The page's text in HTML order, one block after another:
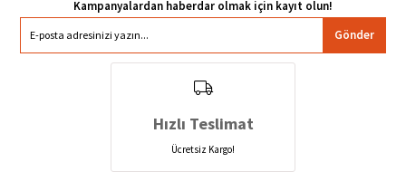
Gönder
Hızlı Teslimat
Ücretsiz Kargo!